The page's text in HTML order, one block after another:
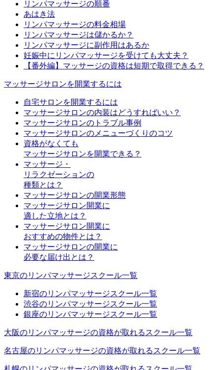
リンパマッサージの順番
あはき法
リンパマッサージの料金相場
リンパマッサージは儲かるか？
リンパマッサージに副作用はあるか
妊娠中にリンパマッサージを受けても大丈夫？
【番外編】マッサージの資格は短期で取得できる？
マッサージサロンを開業するには
自宅サロンを開業するには
マッサージサロンの内装はどうすればいい？
マッサージサロンのトラブル事例
マッサージサロンのメニューづくりのコツ
資格がなくても
マッサージサロンを開業できる？
マッサージ・
リラクゼーションの
種類とは？
マッサージサロンの開業形態
マッサージサロン開業に
適した立地とは？
マッサージサロン開業に
おすすめの物件とは？
マッサージサロンの開業に
必要な届け出とは？
東京のリンパマッサージスクール一覧
新宿のリンパマッサージスクール一覧
渋谷のリンパマッサージスクール一覧
銀座のリンパマッサージスクール一覧
大阪のリンパマッサージの資格が取れるスクール一覧
名古屋のリンパマッサージの資格が取れるスクール一覧